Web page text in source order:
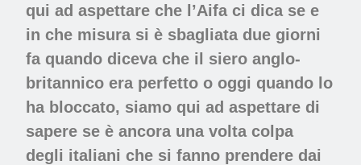
qui ad aspettare che l’Aifa ci dica se e
in che misura si è sbagliata due giorni
fa quando diceva che il siero anglo-
britannico era perfetto o oggi quando lo
ha bloccato, siamo qui ad aspettare di
sapere se è ancora una volta colpa
degli italiani che si fanno prendere dai